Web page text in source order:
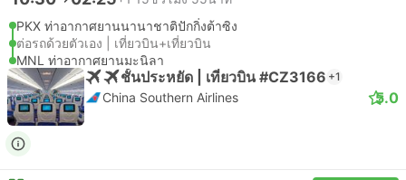
PKX ท่าอากาศยานนานาชาติปักกิ่งต้าซิง
ต่อรถด้วยตัวเอง | เที่ยวบิน+เที่ยวบิน
MNL ท่าอากาศยานมะนิลา
ชั้นประหยัด | เที่ยวบิน #CZ3166 +1
China Southern Airlines 5.0